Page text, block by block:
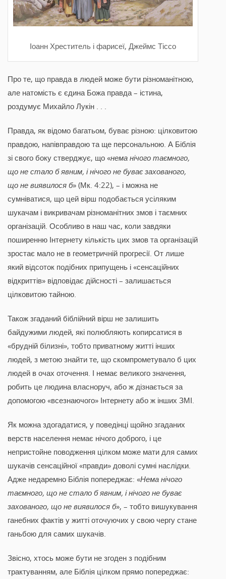
Іоанн Хреститель і фарисеї, Джеймс Тіссо
Про те, що правда в людей може бути різноманітною,
але натомість є єдина Божа правда – істина,
роздумує Михайло Лукін . . .
Правда, як відомо багатьом, буває різною: цілковитою
правдою, напівправдою та ще персональною. А Біблія
зі свого боку стверджує, що «нема нічого таємного,
що не стало б явним, і нічого не буває захованого,
що не виявилося б» (Мк. 4:22), – і можна не
сумніватися, що цей вірш подобається усіляким
шукачам і викривачам різноманітних змов і таємних
організацій. Особливо в наш час, коли завдяки
поширенню Інтернету кількість цих змов та організацій
зростає мало не в геометричній прогресії. От лише
який відсоток подібних припущень і «сенсаційних
відкриттів» відповідає дійсності – залишається
цілковитою тайною.
Також згаданий біблійний вірш не залишить
байдужими людей, які полюбляють копирсатися в
«брудній білизні», тобто приватному житті інших
людей, з метою знайти те, що скомпрометувало б цих
людей в очах оточення. І немає великого значення,
робить це людина власноруч, або ж дізнається за
допомогою «всезнаючого» Інтернету або ж інших ЗМІ.
Як можна здогадатися, у поведінці щойно згаданих
верств населення немає нічого доброго, і це
непристойне поводження цілком може мати для самих
шукачів сенсаційної «правди» доволі сумні наслідки.
Адже недаремно Біблія попереджає: «Нема нічого
таємного, що не стало б явним, і нічого не буває
захованого, що не виявилося б», – тобто вишукування
ганебних фактів у житті оточуючих у свою чергу стане
ганьбою для самих шукачів.
Звісно, хтось може бути не згоден з подібним
трактуванням, але Біблія цілком прямо попереджає: